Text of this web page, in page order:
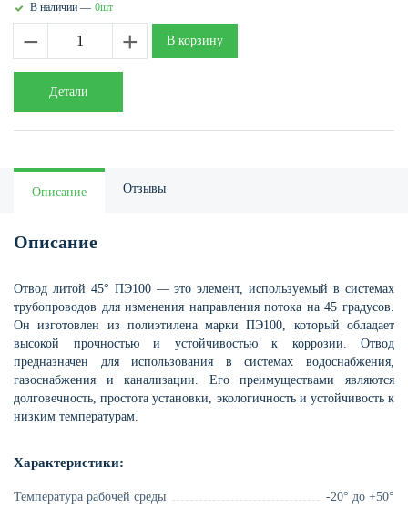
Детали
В наличии — 0шт
− + В корзину
Описание Отзывы
Описание
Отвод литой 45° ПЭ100 — это элемент, используемый в системах
трубопроводов для изменения направления потока на 45 градусов.
Он изготовлен из полиэтилена марки ПЭ100, который обладает
высокой прочностью и устойчивостью к коррозии. Отвод
предназначен для использования в системах водоснабжения,
газоснабжения и канализации. Его преимуществами являются
долговечность, простота установки, экологичность и устойчивость к
низким температурам.
Характеристики:
Температура рабочей среды -20° до +50°